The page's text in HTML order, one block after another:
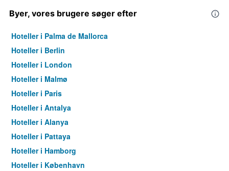
Byer, vores brugere søger efter
Hoteller i Palma de Mallorca
Hoteller i Berlin
Hoteller i London
Hoteller i Malmø
Hoteller i Paris
Hoteller i Antalya
Hoteller i Alanya
Hoteller i Pattaya
Hoteller i Hamborg
Hoteller i København